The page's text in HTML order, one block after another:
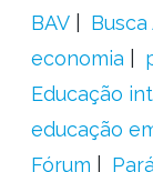
BAV
economia
Educação
educação
Fórum
Pará